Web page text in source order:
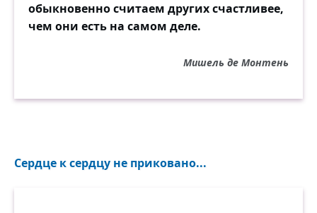
обыкновенно считаем других счастливее,
чем они есть на самом деле.
Мишель де Монтень
Сердце к сердцу не приковано...